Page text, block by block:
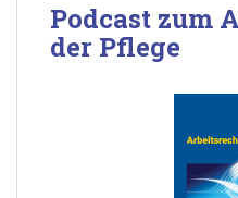
Podcast zum
der Pflege